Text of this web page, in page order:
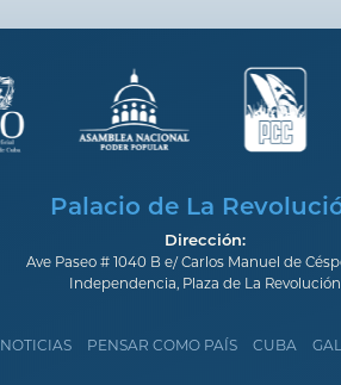
Palacio de La
Dirección:
Ave Paseo # 1040 B e/ Carlos Manuel de
Independencia, Plaza de La Revolución
NOTICIAS PENSAR COMO PAÍS CUBA